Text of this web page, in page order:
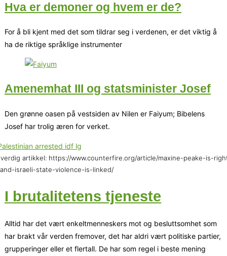
Hva er demoner og hvem er de?
For å bli kjent med det som tildrar seg i verdenen, er det viktig å
ha de riktige språklige instrumenter
Amenemhat III og statsminister Josef
Den grønne oasen på vestsiden av Nilen er Faiyum; Bibelens
Josef har trolig æren for verket.
artikkel: https://www.counterfire.org/article/maxine-peake-is-
israeli-state-violence-is-linked/
I brutalitetens tjeneste
Alltid har det vært enkeltmenneskers mot og besluttsomhet som
har brakt vår verden fremover, det har aldri vært politiske partier,
grupperinger eller et flertall. De har som regel i beste mening